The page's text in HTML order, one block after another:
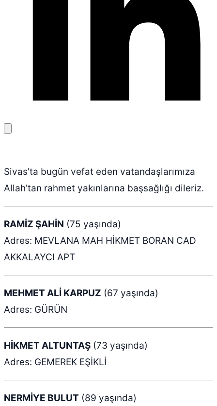
kopyala
Sivas’ta bugün vefat eden vatandaşlarımıza
Allah’tan rahmet yakınlarına başsağlığı dileriz.
RAMİZ ŞAHİN (75 yaşında)
Adres: MEVLANA MAH HİKMET BORAN CAD
AKKALAYCI APT
MEHMET ALİ KARPUZ (67 yaşında)
Adres: GÜRÜN
HİKMET ALTUNTAŞ (73 yaşında)
Adres: GEMEREK EŞİKLİ
NERMİYE BULUT (89 yaşında)